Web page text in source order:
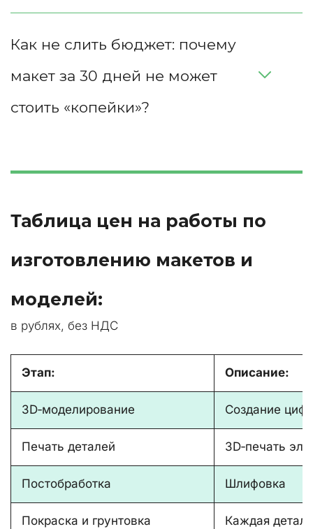
Как не слить бюджет: почему
макет за 30 дней не может
стоить «копейки»?
Таблица цен на работы по
изготовлению макетов и
моделей:
в рублях, без НДС
Этап: Описание:
3D‑моделирование Создание
Печать деталей 3D‑печать
Постобработка Шлифовка
Покраска и грунтовка Каждая